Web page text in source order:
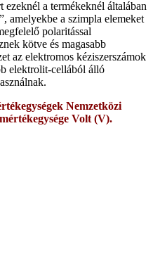
ezeknél a termékeknél általában
amelyekbe a szimpla elemeket
polaritással
kötve és magasabb
az elektromos kéziszerszámok
elektrolit-cellából álló
Nemzetközi
Volt (V).